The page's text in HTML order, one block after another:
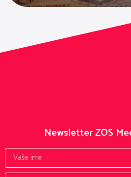
Newsletter ZOS